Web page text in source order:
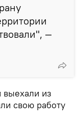
—
выехали из
свою работу